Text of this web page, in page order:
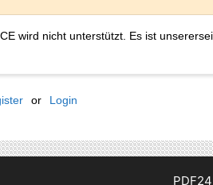
wird nicht unterstützt. Es ist
or Login
PDF24